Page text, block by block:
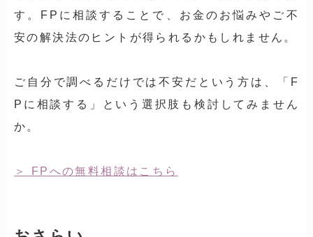
す。FPに相談することで、お金のお悩みやご不
安の解決法のヒントが得られるかもしれません。
ご自分で調べるだけでは不安だという方は、「F
Pに相談する」という選択肢も検討してみません
か。
FPへの無料相談はこちら